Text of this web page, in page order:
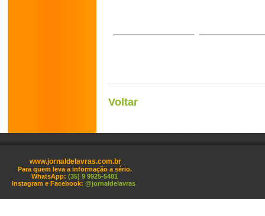
Voltar
www.jornaldelavras.com.br
Para quem leva a informação a sério.
WhatsApp: (35) 9 9925-5481
Instagram e Facebook: @jornaldelavras